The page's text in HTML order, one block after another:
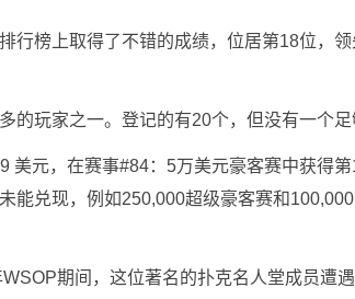
行榜上取得了不错的成绩，位居第18位，
的玩家之一。登记的有20个，但没有一个足
美元，在赛事#84：5万美元豪客赛中获得
能兑现，例如250,000超级豪客赛和
期间，这位著名的扑克名人堂成员遭